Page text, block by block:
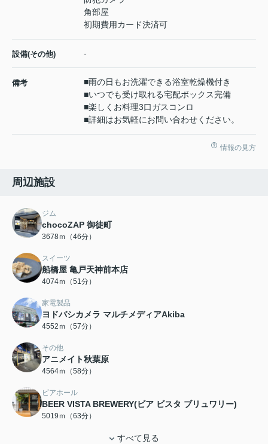
角部屋
初期費用カード決済可
設備(その他) -
備考
■雨の日もお洗濯できる浴室乾燥機付き
■いつでも受け取れる宅配ボックス完備
■楽しくお料理3口ガスコンロ
■詳細はお気軽にお問い合わせください。
情報の見方
周辺施設
ジム
chocoZAP 御徒町
3678ｍ（46分）
スイーツ
船橋屋 亀戸天神前本店
4074ｍ（51分）
家電製品
ヨドバシカメラ マルチメディアAkiba
4552ｍ（57分）
その他
アニメイト秋葉原
4564ｍ（58分）
ビアホール
BEER VISTA BREWERY(ビア ビスタ ブリュワリー)
5019ｍ（63分）
すべて見る